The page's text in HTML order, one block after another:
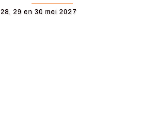
28, 29 en 30 mei 2027